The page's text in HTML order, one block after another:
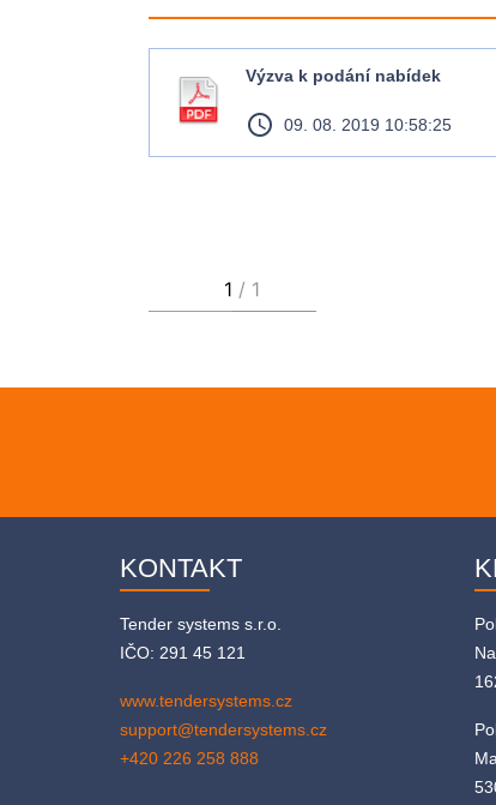
Výzva k podání nabídek
access_time 09. 08. 2019 10:58:25
KONTAKT
Tender systems s.r.o.
IČO: 291 45 121
www.tendersystems.cz
support@tendersystems.cz
+420 226 258 888